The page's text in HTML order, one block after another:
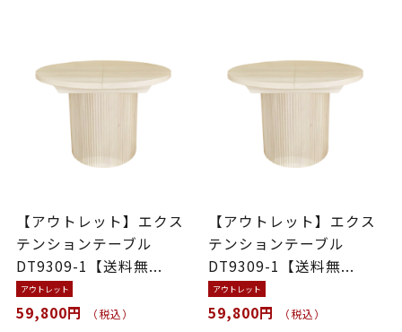
【アウトレット】エクス
テンションテーブル
DT9309-1【送料無...
アウトレット
59,800円
（税込）
【アウトレット】エクス
テンションテーブル
DT9309-1【送料無...
アウトレット
59,800円
（税込）